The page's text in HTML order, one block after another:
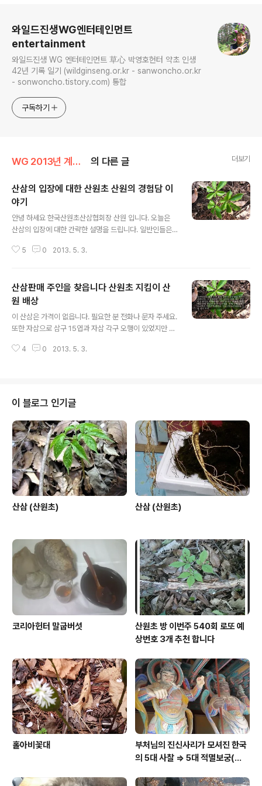
와일드진생WG엔터테인먼트
entertainment
와일드진생 WG 엔터테인먼트 草心 박영호헌터 약초 인생
42년 기록 일기 (wildginseng.or.kr - sanwoncho.or.kr
- sonwoncho.tistory.com) 통합
구독하기
WG 2013년 계사년 기록 의 다른 글 더보기
산삼의 입장에 대한 산원초 산원의 경험담 이
야기
안녕 하세요 한국산원초산삼협회장 산원 입니다. 오늘은
산삼의 입장에 대한 간략한 설명을 드립니다. 일반인들은
산삼은 1지 ~~란> 한가지에 잎에 몇개 있는가?삼행 사행
~~또한 천종산삼은 이 삼구산삼에 나옵니다. 또한 삼구산
삼이 나이를 먹으면 한가지에 입장이 천태만상으로 변화
하기 때문에 이것이 단풍잎인지..... 도라지 잎인지.... 오갈
피 잎인지 ... 일반인들이 잘 구분 할수 없읍니다. 1지 사구
사구산삼 많이 보았읍니다.~~ 사구산삼도 그 입장이 천태
만상입니다 1지 오구 오구산삼 많이 보았읍니다~~오구산
5 0 2013. 5. 3.
산삼판매 주인을 찾읍니다 산원초 지킴이 산
원 배상
이 산삼은 가격이 없읍니다. 필요한 분 전화나 문자 주세요.
또한 자삼으로 삼구 15엽과 자삼 각구 오행이 있었지만 각
4 0 2013. 5. 3.
이 블로그 인기글
산삼 (산원초) 산삼 (산원초)
코리아헌터 말굽버섯
산원초 방 이번주 540회 로또 예
상번호 3개 추천 합니다
홀아비꽃대
부처님의 진신사리가 모셔진 한국
의 5대 사찰 => 5대 적멸보궁(寂